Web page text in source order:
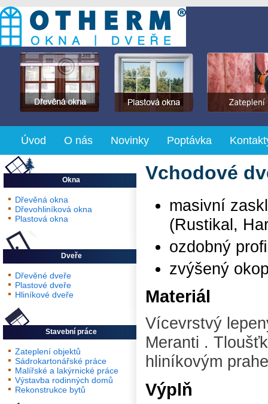
Úvod O nás Novinky Poptávka
Okna
Dřevěná okna
Dřevohliníková okna
Plastová okna
Dveře
Dřevěné dveře
Plastové dveře
Hliníkové dveře
Stavební práce
Zateplení objektů
Sádrokartonářské práce
Malířské a lakýrnické práce
Výstavba rodinných domů
Rekonstrukce bytů
Vchodové
masivní
(Rustikal,
ozdobný
zvýšený
Materiál
Vícevrstvý
Meranti .
hliníkovým
Výplň